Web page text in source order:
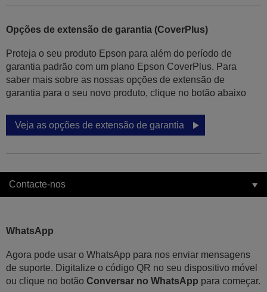
Opções de extensão de garantia (CoverPlus)
Proteja o seu produto Epson para além do período de
garantia padrão com um plano Epson CoverPlus. Para
saber mais sobre as nossas opções de extensão de
garantia para o seu novo produto, clique no botão abaixo
Veja as opções de extensão de garantia
Contacte-nos
WhatsApp
Agora pode usar o WhatsApp para nos enviar mensagens
de suporte. Digitalize o código QR no seu dispositivo móvel
ou clique no botão Conversar no WhatsApp para começar.